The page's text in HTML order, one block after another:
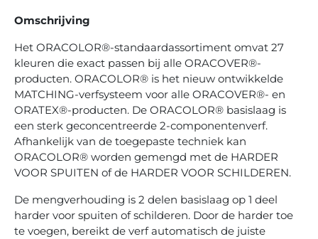
Omschrijving
Het ORACOLOR®-standaardassortiment omvat 27
kleuren die exact passen bij alle ORACOVER®-
producten. ORACOLOR® is het nieuw ontwikkelde
MATCHING-verfsysteem voor alle ORACOVER®- en
ORATEX®-producten. De ORACOLOR® basislaag is
een sterk geconcentreerde 2-componentenverf.
Afhankelijk van de toegepaste techniek kan
ORACOLOR® worden gemengd met de HARDER
VOOR SPUITEN of de HARDER VOOR SCHILDEREN.
De mengverhouding is 2 delen basislaag op 1 deel
harder voor spuiten of schilderen. Door de harder toe
te voegen, bereikt de verf automatisch de juiste